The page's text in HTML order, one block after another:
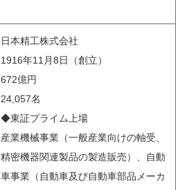
日本精工株式会社
1916年11月8日（創立）
672億円
24,057名
◆東証プライム上場
産業機械事業（一般産業向けの軸受、
精密機器関連製品の製造販売）、自動
車事業（自動車及び自動車部品メーカ